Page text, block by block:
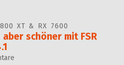
XT & RX 7600
aber schöner mit FSR